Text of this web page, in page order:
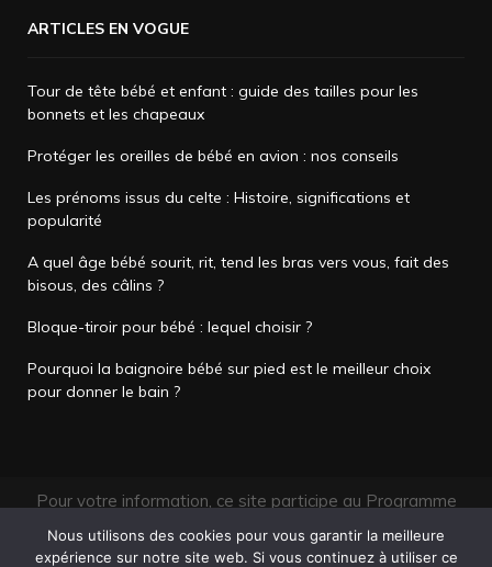
ARTICLES EN VOGUE
Tour de tête bébé et enfant : guide des tailles pour les
bonnets et les chapeaux
Protéger les oreilles de bébé en avion : nos conseils
Les prénoms issus du celte : Histoire, significations et
popularité
A quel âge bébé sourit, rit, tend les bras vers vous, fait des
bisous, des câlins ?
Bloque-tiroir pour bébé : lequel choisir ?
Pourquoi la baignoire bébé sur pied est le meilleur choix
pour donner le bain ?
Pour votre information, ce site participe au Programme
conçu pour permettre à des sites de percevoir une
Nous utilisons des cookies pour vous garantir la meilleure
expérience sur notre site web. Si vous continuez à utiliser ce